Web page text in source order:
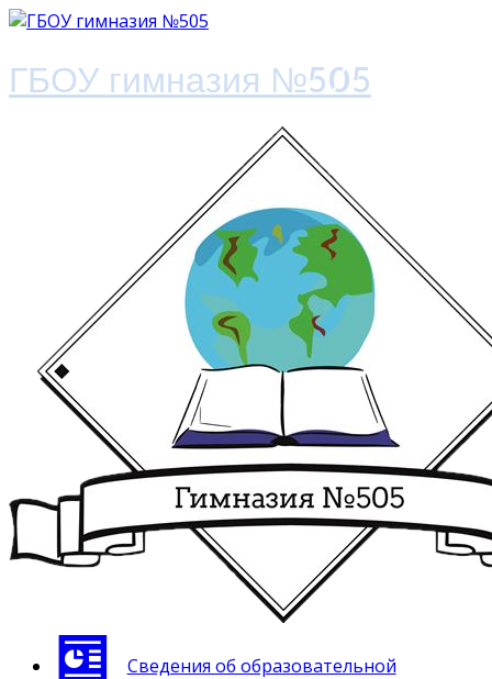
ГБОУ гимназия №505
Сведения об образовательной